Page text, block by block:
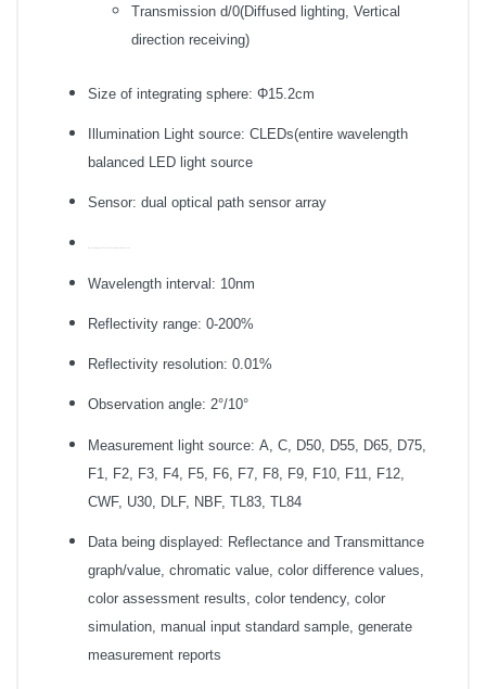
Transmission d/0(Diffused lighting, Vertical
direction receiving)
Size of integrating sphere: Φ15.2cm
Illumination Light source: CLEDs(entire wavelength
balanced LED light source
Sensor: dual optical path sensor array
Wavelength interval: 10nm
Reflectivity range: 0-200%
Reflectivity resolution: 0.01%
Observation angle: 2°/10°
Measurement light source: A, C, D50, D55, D65, D75,
F1, F2, F3, F4, F5, F6, F7, F8, F9, F10, F11, F12,
CWF, U30, DLF, NBF, TL83, TL84
Data being displayed: Reflectance and Transmittance
graph/value, chromatic value, color difference values,
color assessment results, color tendency, color
simulation, manual input standard sample, generate
measurement reports